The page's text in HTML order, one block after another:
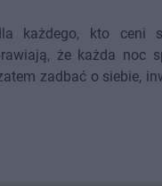
każdego, kto ceni
że każda noc
zadbać o siebie,